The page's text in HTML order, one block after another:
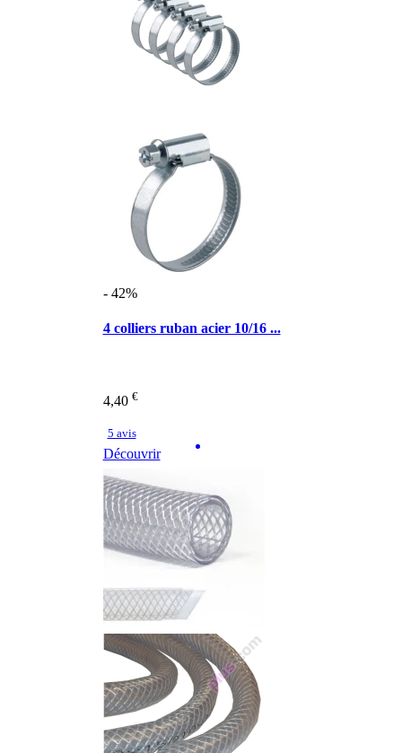
- 42%
4 colliers ruban acier 10/16 ...
4,40 €
5 avis
Découvrir